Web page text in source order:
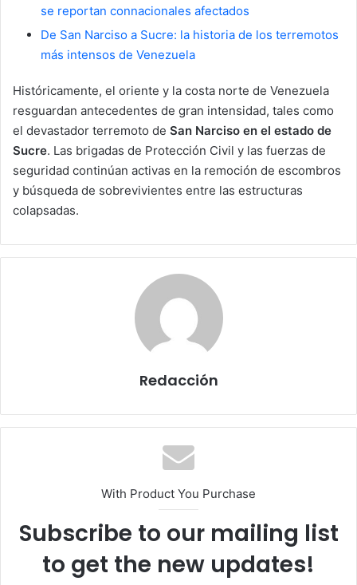
se reportan connacionales afectados
De San Narciso a Sucre: la historia de los terremotos
más intensos de Venezuela
Históricamente, el oriente y la costa norte de Venezuela
resguardan antecedentes de gran intensidad, tales como
el devastador terremoto de San Narciso en el estado de
Sucre. Las brigadas de Protección Civil y las fuerzas de
seguridad continúan activas en la remoción de escombros
y búsqueda de sobrevivientes entre las estructuras
colapsadas.
Redacción
With Product You Purchase
Subscribe to our mailing list
to get the new updates!